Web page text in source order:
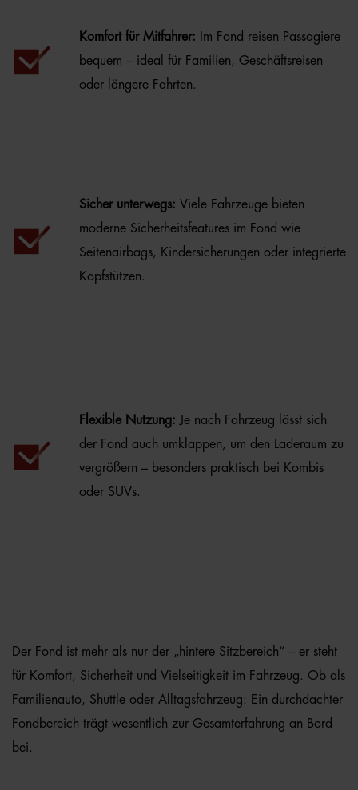
Komfort für Mitfahrer:
Im Fond reisen Passagiere
bequem – ideal für Familien, Geschäftsreisen
oder längere Fahrten.
Sicher unterwegs: Viele Fahrzeuge bieten
moderne Sicherheitsfeatures im Fond wie
Seitenairbags, Kindersicherungen oder integrierte
Kopfstützen.
Flexible Nutzung: Je nach Fahrzeug lässt sich
der Fond auch umklappen, um den Laderaum zu
vergrößern – besonders praktisch bei Kombis
oder SUVs.
Der Fond ist mehr als nur der „hintere Sitzbereich“ – er steht
für Komfort, Sicherheit und Vielseitigkeit im Fahrzeug. Ob als
Familienauto, Shuttle oder Alltagsfahrzeug: Ein durchdachter
Fondbereich trägt wesentlich zur Gesamterfahrung an Bord
bei.